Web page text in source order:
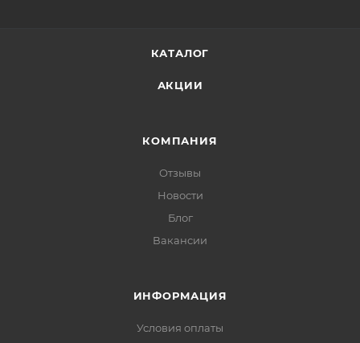
КАТАЛОГ
АКЦИИ
КОМПАНИЯ
Отзывы
Новости
Блог
Вакансии
ИНФОРМАЦИЯ
Условия оплаты